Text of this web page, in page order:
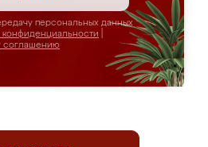
персональных данных
конфиденциальности
соглашению